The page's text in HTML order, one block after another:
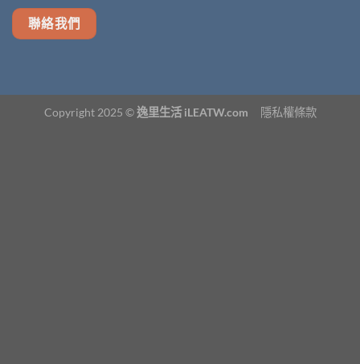
聯絡我們
Copyright 2025 ©逸里生活 iLEATW.com 隱私權條款